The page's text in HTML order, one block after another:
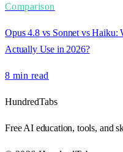
Comparison
Opus 4.8 vs Sonnet vs Haiku:
Actually Use in 2026?
8 min read
HundredTabs
Free AI education, tools, and